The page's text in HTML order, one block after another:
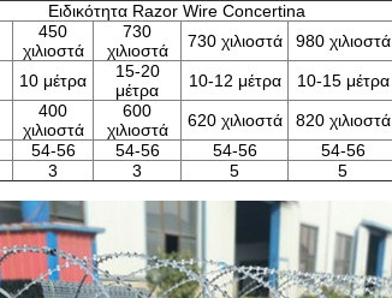
Ειδικότητα Razor Wire Concertina
450
χιλιοστά
730
χιλιοστά
730 χιλιοστά 980 χιλιοστά
10 μέτρα
15-20
μέτρα
10-12 μέτρα 10-15 μέτρα
400
χιλιοστά
600
χιλιοστά
620 χιλιοστά 820 χιλιοστά
54-56 54-56 54-56 54-56
3 3 5 5